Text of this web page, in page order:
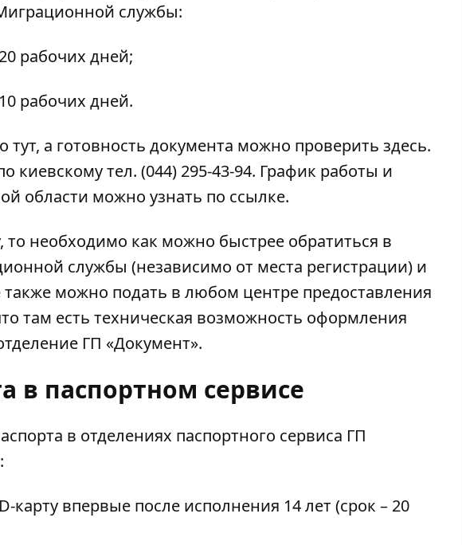
службы:
рабочих дней;
рабочих дней.
тут, а готовность документа можно проверить здесь.
тел. (044) 295-43-94. График работы и
области можно узнать по ссылке.
то необходимо как можно быстрее обратиться в
службы (независимо от места регистрации) и
также можно подать в любом центре предоставления
там есть техническая возможность оформления
ГП «Документ».
в паспортном сервисе
в отделениях паспортного сервиса ГП
карту впервые после исполнения 14 лет (срок – 20